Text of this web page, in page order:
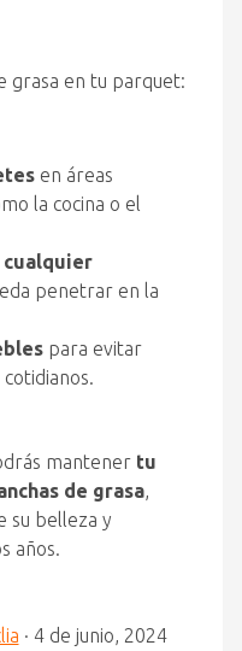
grasa en tu parquet:
en áreas
la cocina o el
cualquier
penetrar en la
para evitar
mantener tu
de grasa,
su belleza y
años.
· 4 de junio, 2024